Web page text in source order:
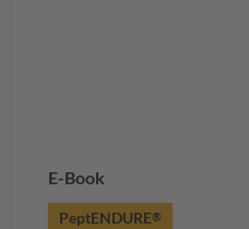
E-Book
PeptENDURE®